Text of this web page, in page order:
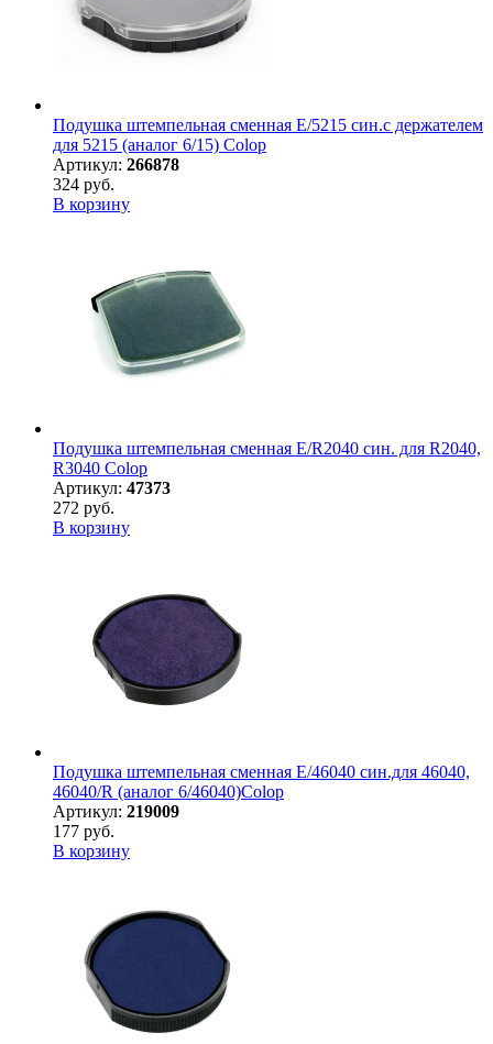
Подушка штемпельная сменная E/5215 син.с держателем
для 5215 (аналог 6/15) Colop
Артикул: 266878
324 руб.
В корзину
Подушка штемпельная сменная E/R2040 син. для R2040,
R3040 Colop
Артикул: 47373
272 руб.
В корзину
Подушка штемпельная сменная E/46040 син.для 46040,
46040/R (аналог 6/46040)Colop
Артикул: 219009
177 руб.
В корзину